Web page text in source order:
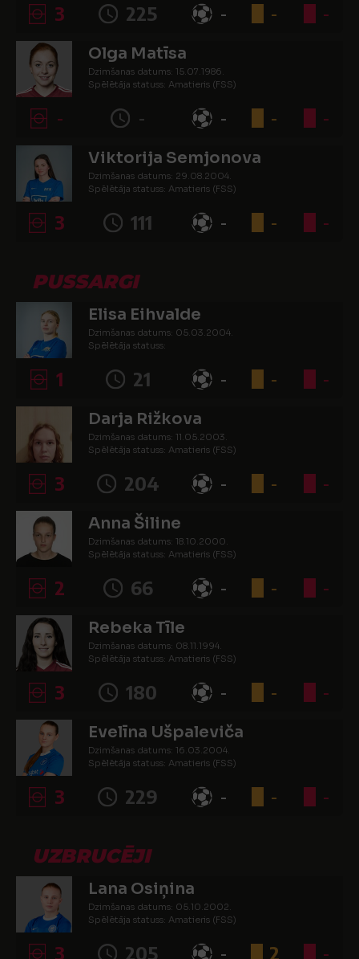
3 225 - - -
Olga Matīsa
Dzimšanas datums: 15.07.1986.
Spēlētāja statuss: Amatieris (FSS)
- - - - -
Viktorija Semjonova
Dzimšanas datums: 29.08.2004.
Spēlētāja statuss: Amatieris (FSS)
3 111 - - -
PUSSARGI
Elisa Eihvalde
Dzimšanas datums: 05.03.2004.
Spēlētāja statuss:
1 21 - - -
Darja Rižkova
Dzimšanas datums: 11.05.2003.
Spēlētāja statuss: Amatieris (FSS)
3 204 - - -
Anna Šiline
Dzimšanas datums: 18.10.2000.
Spēlētāja statuss: Amatieris (FSS)
2 66 - - -
Rebeka Tīle
Dzimšanas datums: 08.11.1994.
Spēlētāja statuss: Amatieris (FSS)
3 180 - - -
Evelīna Ušpaleviča
Dzimšanas datums: 16.03.2004.
Spēlētāja statuss: Amatieris (FSS)
3 229 - - -
UZBRUCĒJI
Lana Osiņina
Dzimšanas datums: 05.10.2002.
Spēlētāja statuss: Amatieris (FSS)
3 205 - 2 -